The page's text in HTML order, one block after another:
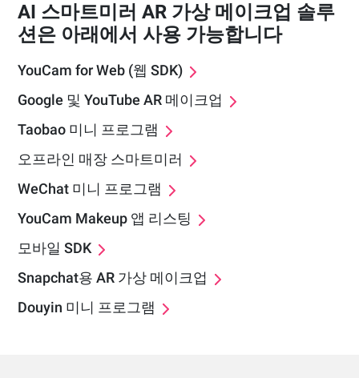
AI 스마트미러 AR 가상 메이크업 솔루
션은 아래에서 사용 가능합니다
YouCam for Web (웹 SDK)
Google 및 YouTube AR 메이크업
Taobao 미니 프로그램
오프라인 매장 스마트미러
WeChat 미니 프로그램
YouCam Makeup 앱 리스팅
모바일 SDK
Snapchat용 AR 가상 메이크업
Douyin 미니 프로그램